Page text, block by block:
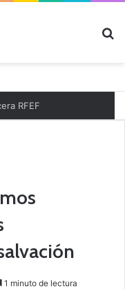
RFEF
1 minuto de lectura